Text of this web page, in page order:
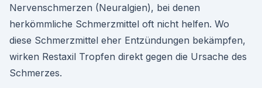
Nervenschmerzen (Neuralgien), bei denen
herkömmliche Schmerzmittel oft nicht helfen. Wo
diese Schmerzmittel eher Entzündungen bekämpfen,
wirken Restaxil Tropfen direkt gegen die Ursache des
Schmerzes.